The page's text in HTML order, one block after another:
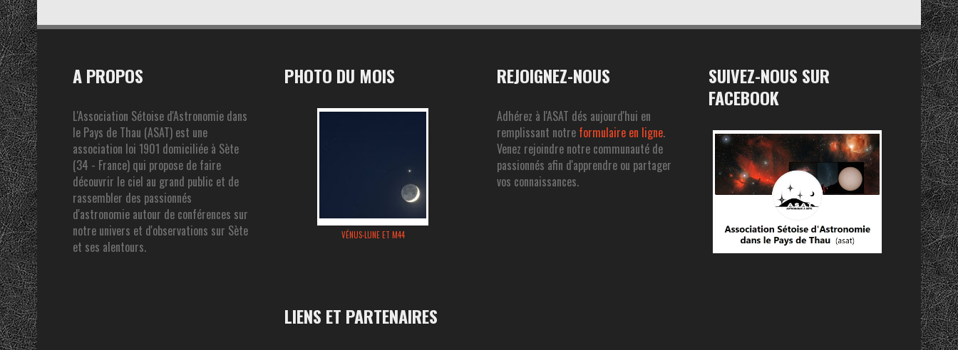
A PROPOS
L'Association Sétoise d'Astronomie dans
le Pays de Thau (ASAT) est une
association loi 1901 domiciliée à Sète
(34 - France) qui propose de faire
découvrir le ciel au grand public et de
rassembler des passionnés
d'astronomie autour de conférences sur
notre univers et d'observations sur Sète
et ses alentours.
PHOTO DU MOIS
VÉNUS-LUNE ET M44
REJOIGNEZ-NOUS
Adhérez à l'ASAT dés aujourd'hui en
remplissant notre formulaire en ligne.
Venez rejoindre notre communauté de
passionnés afin d'apprendre ou partager
vos connaissances.
SUIVEZ-NOUS SUR
FACEBOOK
LIENS ET PARTENAIRES